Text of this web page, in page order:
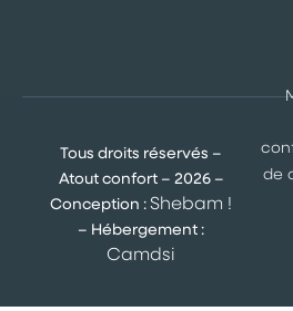
Tous droits réservés –
Atout confort – 2026 –
Conception : Shebam !
– Hébergement :
Camdsi
de